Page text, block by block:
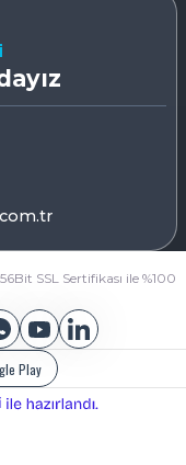
SSL Sertifikası ile %100
Play
e-